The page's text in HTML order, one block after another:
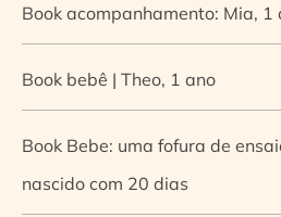
Book acompanhamento: Mia, 1
Book bebê | Theo, 1 ano
Book Bebe: uma fofura de
nascido com 20 dias